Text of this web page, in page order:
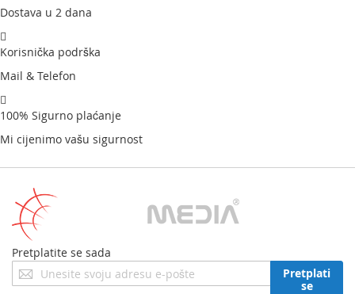
Dostava u 2 dana
Korisnička podrška
Mail & Telefon
100% Sigurno plaćanje
Mi cijenimo vašu sigurnost
Pretplatite se sada
Prijavite
se
Pretplati
se